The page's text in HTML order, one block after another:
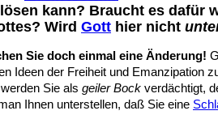
kann? Braucht es dafür
Wird Gott hier nicht
Sie doch einmal eine Änderung!
Ideen der Freiheit und
Sie als geiler Bock verdächtigt,
Ihnen unterstellen, daß Sie eine